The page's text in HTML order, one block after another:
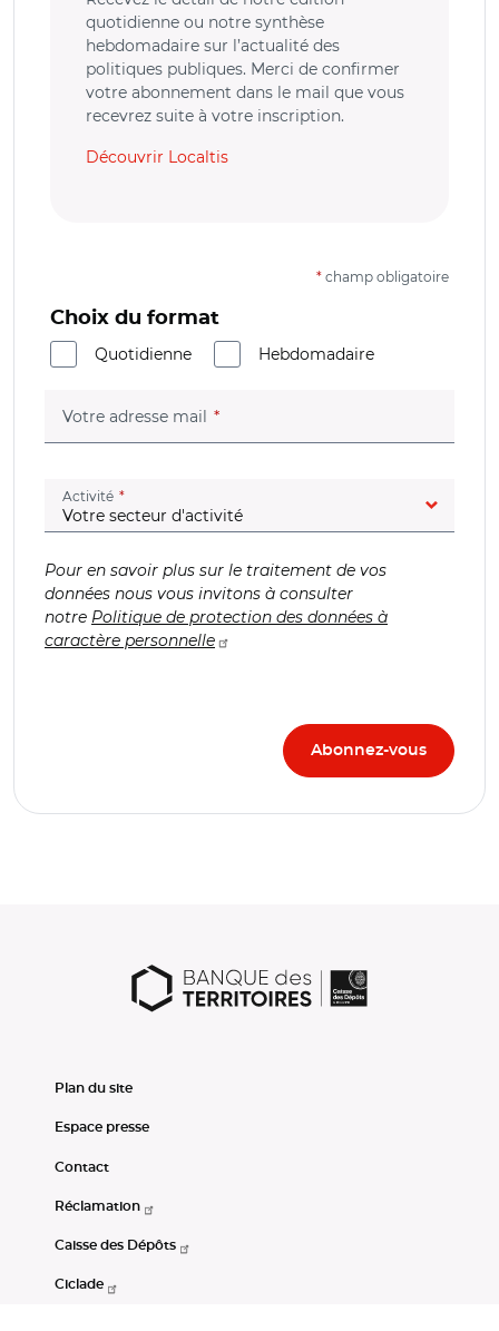
quotidienne ou notre synthèse
hebdomadaire sur l’actualité des
politiques publiques. Merci de confirmer
votre abonnement dans le mail que vous
recevrez suite à votre inscription.
Découvrir Localtis
* champ obligatoire
Choix du format
Quotidienne
Hebdomadaire
Votre adresse mail (champ obligatoire)
Activité (champ obligatoire)
Pour en savoir plus sur le traitement de vos
données nous vous invitons à consulter
notre Politique de protection des données à
caractère personnelle
Plan du site
Espace presse
Contact
Réclamation
Caisse des Dépôts
Ciclade